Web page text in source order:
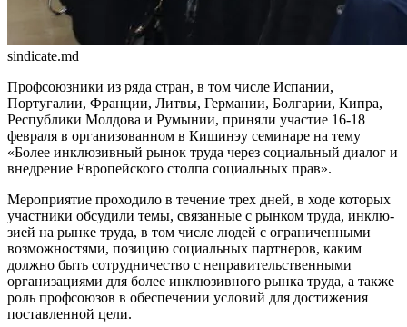
sindicate.md
Профсоюзники из ряда стран, в том числе Испании,
Португалии, Франции, Литвы, Германии, Болга­рии, Кипра,
Республики Молдова и Румынии, приняли участие 16-18
февраля в организованном в Кишинэу семинаре на тему
«Более инклюзивный рынок труда через социальный диалог и
внедрение Европейского столпа социальных прав».
Мероприятие проходило в течение трех дней, в ходе которых
участники обсудили темы, связанные с рынком труда, инклю­
зией на рынке труда, в том числе людей с ограниченными
возможностями, позицию социальных партнеров, каким
должно быть сотрудничество с неправительственными
организациями для более инклюзивного рынка труда, а также
роль профсоюзов в обеспечении условий для достижения
поставленной цели.